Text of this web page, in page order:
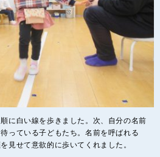
に白い線を歩きました。次、自分の名前
っている子どもたち。名前を呼ばれる
見せて意欲的に歩いてくれました。